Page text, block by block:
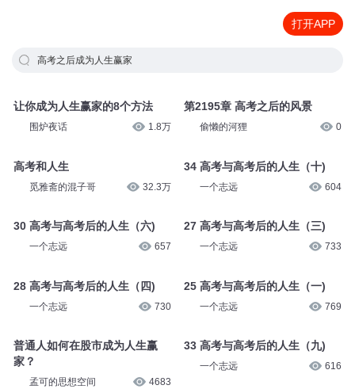
打开APP
高考之后成为人生赢家
让你成为人生赢家的8个方法
围炉夜话 1.8万
高考和人生
觅雅斋的混子哥 32.3万
30 高考与高考后的人生（六)
一个志远 657
28 高考与高考后的人生（四)
一个志远 730
普通人如何在股市成为人生赢
家？
孟可的思想空间 4683
第2195章 高考之后的风景
偷懒的河狸 0
34 高考与高考后的人生（十)
一个志远 604
27 高考与高考后的人生（三)
一个志远 733
25 高考与高考后的人生（一)
一个志远 769
33 高考与高考后的人生（九)
一个志远 616